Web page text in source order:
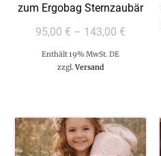
zum Ergobag Sternzaubär
95,00 € – 143,00 €
Enthält 19% MwSt. DE
zzgl.Versand